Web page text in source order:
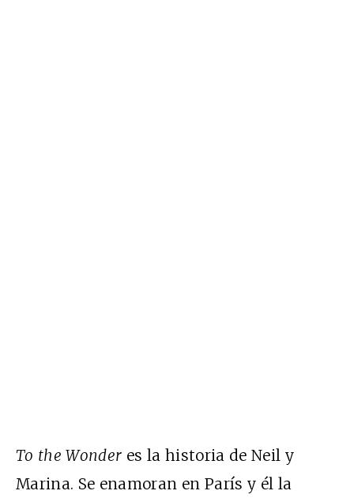
To the Wonder es la historia de Neil y
Marina. Se enamoran en París y él la